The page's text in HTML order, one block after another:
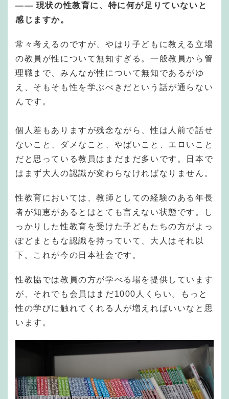
—— 現状の性教育に、特に何が足りていないと
感じますか。
常々考えるのですが、やはり子どもに教える立場
の教員が性について無知すぎる。一般教員から管
理職まで、みんなが性について無知であるがゆ
え、そもそも性を学ぶべきだという話が通らない
んです。
個人差もありますが残念ながら、性は人前で話せ
ないこと、ダメなこと、やばいこと、エロいこと
だと思っている教員はまだまだ多いです。日本で
はまず大人の認識が変わらなければなりません。
性教育においては、教師としての経験のある年長
者が知恵があるとはとても言えない状態です。し
っかりした性教育を受けた子どもたちの方がよっ
ぽどまともな認識を持っていて、大人はそれ以
下。これが今の日本社会です。
性教協では教員の方が学べる場を提供しています
が、それでも会員はまだ1000人くらい。もっと
性の学びに触れてくれる人が増えればいいなと思
います。